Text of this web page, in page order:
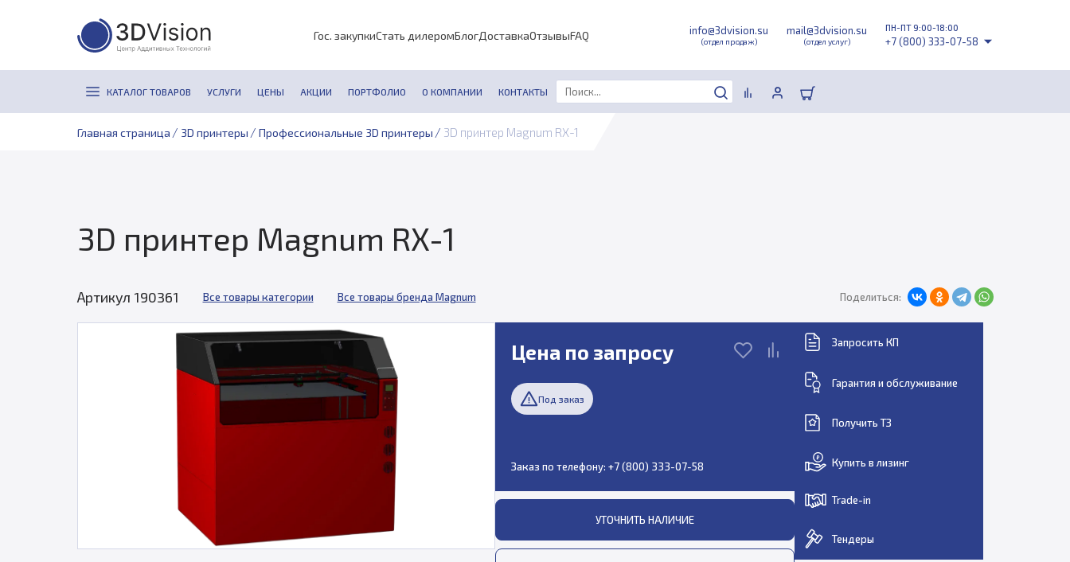
Гос. закупкиСтать дилеромБлогДоставкаОтзывыFAQ info@3dvision.su
(отдел продаж)
mail@3dvision.su
(отдел услуг)
ПН-ПТ 9:00-18:00
+7 (800) 333-07-58
КАТАЛОГ ТОВАРОВ УСЛУГИ ЦЕНЫ АКЦИИ ПОРТФОЛИО О КОМПАНИИ КОНТАКТЫ
Главная страница / 3D принтеры / Профессиональные 3D принтеры / 3D принтер Magnum RX-1
3D принтер Magnum RX-1
Артикул 190361 Все товары категории Все товары бренда Magnum Поделиться:
Цена по запросу
Под заказ
Заказ по телефону: +7 (800) 333-07-58
УТОЧНИТЬ НАЛИЧИЕ
Запросить КП
Гарантия и обслуживание
Получить ТЗ
Купить в лизинг
Trade-in
Тендеры